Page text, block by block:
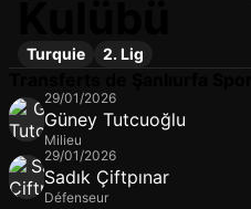
Turquie 2. Lig
29/01/2026
Güney Tutcuoğlu
Milieu
29/01/2026
Sadık Çiftpınar
Défenseur